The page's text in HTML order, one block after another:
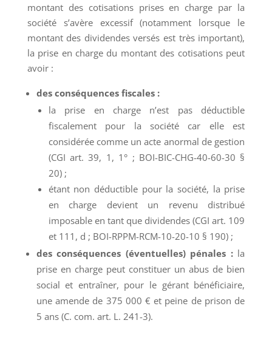
montant des cotisations prises en charge par la
société s’avère excessif (notamment lorsque le
montant des dividendes versés est très important),
la prise en charge du montant des cotisations peut
avoir :
des conséquences fiscales :
la prise en charge n’est pas déductible
fiscalement pour la société car elle est
considérée comme un acte anormal de gestion
(CGI art. 39, 1, 1° ; BOI-BIC-CHG-40-60-30 §
20) ;
étant non déductible pour la société, la prise
en charge devient un revenu distribué
imposable en tant que dividendes (CGI art. 109
et 111, d ; BOI-RPPM-RCM-10-20-10 § 190) ;
des conséquences (éventuelles) pénales :la
prise en charge peut constituer un abus de bien
social et entraîner, pour le gérant bénéficiaire,
une amende de 375 000 € et peine de prison de
5 ans (C. com. art. L. 241-3).